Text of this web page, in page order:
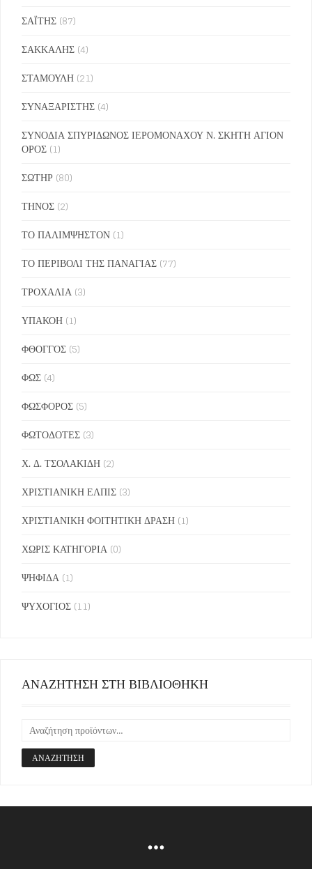
ΣΑΪΤΗΣ (87)
ΣΑΚΚΑΛΗΣ (4)
ΣΤΑΜΟΥΛΗ (21)
ΣΥΝΑΞΑΡΙΣΤΗΣ (4)
ΣΥΝΟΔΙΑ ΣΠΥΡΙΔΩΝΟΣ ΙΕΡΟΜΟΝΑΧΟΥ Ν. ΣΚΗΤΗ ΑΓΙΟΝ
ΟΡΟΣ (1)
ΣΩΤΗΡ (80)
ΤΗΝΟΣ (2)
ΤΟ ΠΑΛΙΜΨΗΣΤΟΝ (1)
ΤΟ ΠΕΡΙΒΟΛΙ ΤΗΣ ΠΑΝΑΓΙΑΣ (77)
ΤΡΟΧΑΛΙΑ (3)
ΥΠΑΚΟΗ (1)
ΦΘΟΓΓΟΣ (5)
ΦΩΣ (4)
ΦΩΣΦΟΡΟΣ (5)
ΦΩΤΟΔΟΤΕΣ (3)
Χ. Δ. ΤΣΟΛΑΚΙΔΗ (2)
ΧΡΙΣΤΙΑΝΙΚΗ ΕΛΠΙΣ (3)
ΧΡΙΣΤΙΑΝΙΚΗ ΦΟΙΤΗΤΙΚΗ ΔΡΑΣΗ (1)
ΧΩΡΙΣ ΚΑΤΗΓΟΡΙΑ (0)
ΨΗΦΙΔΑ (1)
ΨΥΧΟΓΙΟΣ (11)
ΑΝΑΖΗΤΗΣΗ ΣΤΗ ΒΙΒΛΙΟΘΗΚΗ
ΑΝΑΖΉΤΗΣΗ